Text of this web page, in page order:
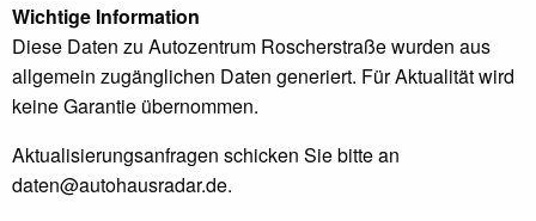
Wichtige Information
Diese Daten zu Autozentrum Roscherstraße wurden aus
allgemein zugänglichen Daten generiert. Für Aktualität wird
keine Garantie übernommen.
Aktualisierungsanfragen schicken Sie bitte an
daten@autohausradar.de.